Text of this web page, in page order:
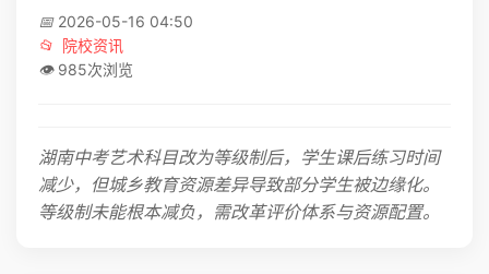
📅 2026-05-16 04:50
📂
院校资讯
👁️ 985次浏览
湖南中考艺术科目改为等级制后，学生课后练习时间
减少，但城乡教育资源差异导致部分学生被边缘化。
等级制未能根本减负，需改革评价体系与资源配置。